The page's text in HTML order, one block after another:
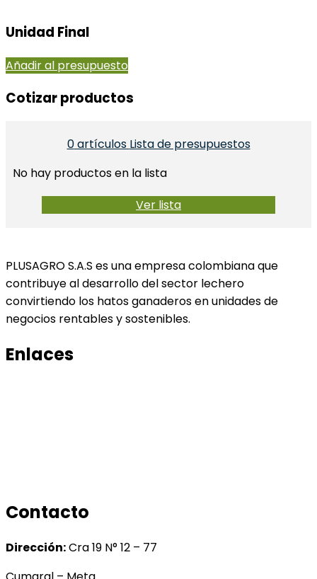
Unidad Final
Añadir al presupuesto
Cotizar productos​
0artículos Lista de presupuestos
No hay productos en la lista
Ver lista
PLUSAGRO S.A.S es una empresa colombiana que
contribuye al desarrollo del sector lechero
convirtiendo los hatos ganaderos en unidades de
negocios rentables y sostenibles.
Enlaces
Contacto
Dirección:Cra 19 N° 12 – 77